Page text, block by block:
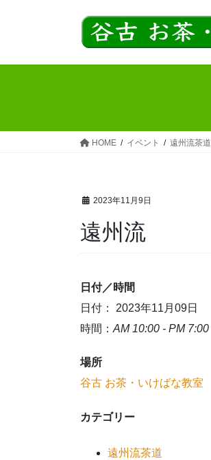
HOME イベント 遠州流茶道
2023年11月9日
遠州流
日付／時間
日付： 2023年11月09日
時間： AM 10:00 - PM 7:00
場所
谷古 お茶・いけばな教室
カテゴリー
遠州流茶道